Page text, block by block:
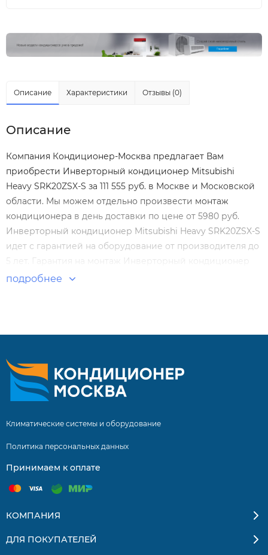
Описание Характеристики Отзывы (0)
Описание
Компания Кондиционер-Москва предлагает Вам
приобрести Инверторный кондиционер Mitsubishi
Heavy SRK20ZSX-S за 111 555 руб. в Москве и Московской
области. Мы можем отдельно произвести монтаж
кондиционера в день доставки по цене от 5980 руб.
Инверторный кондиционер Mitsubishi Heavy SRK20ZSX-S
идет с гарантией на оборудование от производителя до
5 лет. Гарантия на монтаж Инверторный кондиционер
Mitsubishi Heavy SRK20ZSX-S нашими специалистами
Московской области. Квалифицированные
подробнее
Климатические системы и оборудование
Политика персональных данных
Принимаем к оплате
КОМПАНИЯ
ДЛЯ ПОКУПАТЕЛЕЙ